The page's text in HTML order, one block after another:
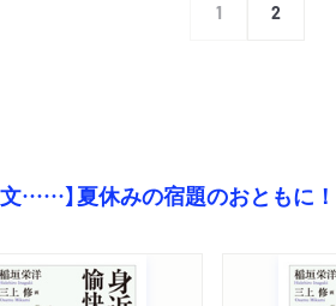
1 2
……】夏休みの宿題のおともに！